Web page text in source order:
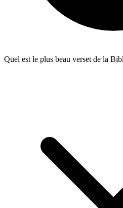
Quel est le plus beau verset de la